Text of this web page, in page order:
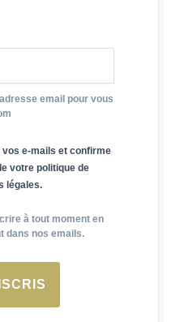
email pour vous
e-mails et confirme
votre politique de
légales.
à tout moment en
dans nos emails.